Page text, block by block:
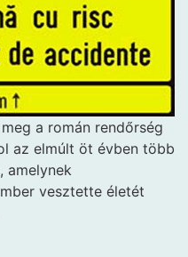
meg a román rendőrség
az elmúlt öt évben több
amelynek
vesztette életét